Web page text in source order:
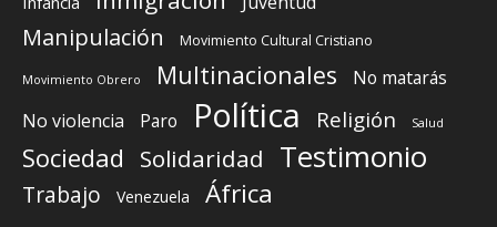
Manipulación Movimiento Cultural Cristiano
Movimiento Obrero Multinacionales
No matarás
No violencia
Paro Política Religión Salud
Sociedad Solidaridad Testimonio
Trabajo Venezuela África